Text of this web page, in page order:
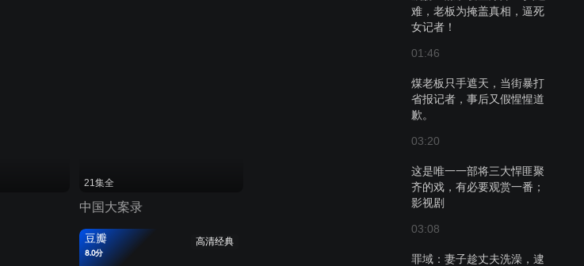
难，老板为掩盖真相，逼死
女记者！
01:46
煤老板只手遮天，当街暴打
省报记者，事后又假惺惺道
歉。
03:20
这是唯一一部将三大悍匪聚
齐的戏，有必要观赏一番；
影视剧
03:08
罪域：妻子趁丈夫洗澡，逮
21集全
中国大案录
高清经典
豆瓣
8.0分